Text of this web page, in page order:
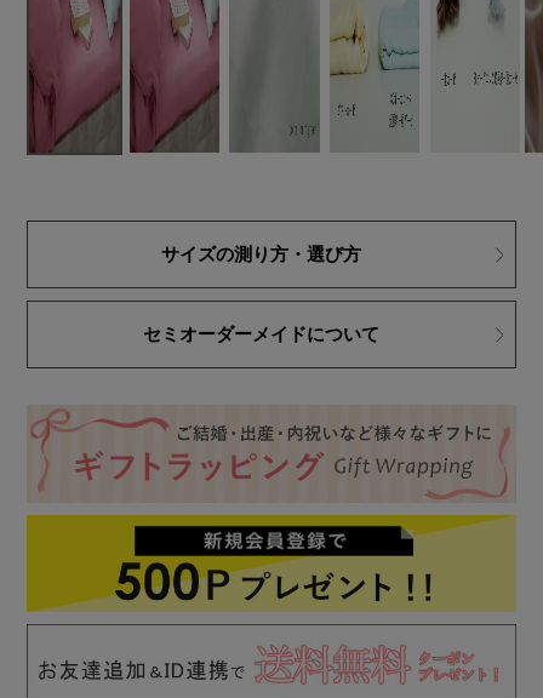
サイズの測り方・選び方
セミオーダーメイドについて